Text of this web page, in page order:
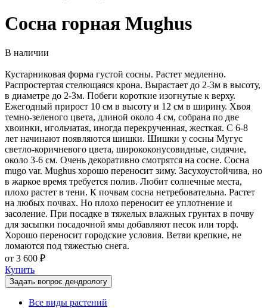
Сосна горная Mughus
В наличии
Кустарниковая форма густой сосны. Растет медленно.
Распростертая стелющаяся крона. Вырастает до 2-3м в высоту,
в диаметре до 2-3м. Побеги короткие изогнутые к верху.
Ежегодный прирост 10 см в высоту и 12 см в ширину. Хвоя
темно-зеленого цвета, длиной около 4 см, собрана по две
хвоинки, игольчатая, иногда перекрученная, жесткая. С 6-8
лет начинают появляются шишки. Шишки у сосны Мугус
светло-коричневого цвета, ширококонусовидные, сидячие,
около 3-6 см. Очень декоративно смотрятся на сосне. Сосна
mugo var. Mughus хорошо переносит зиму. Засухоустойчива, но
в жаркое время требуется полив. Любит солнечные места,
плохо растет в тени. К почвам сосна нетребовательна. Растет
на любых почвах. Но плохо переносит ее уплотнение и
засоление. При посадке в тяжелых влажных грунтах в почву
для засыпки посадочной ямы добавляют песок или торф.
Хорошо переносит городские условия. Ветви крепкие, не
ломаются под тяжестью снега.
от 3 600 ₽
Купить
Задать вопрос дендрологу
Все виды растений